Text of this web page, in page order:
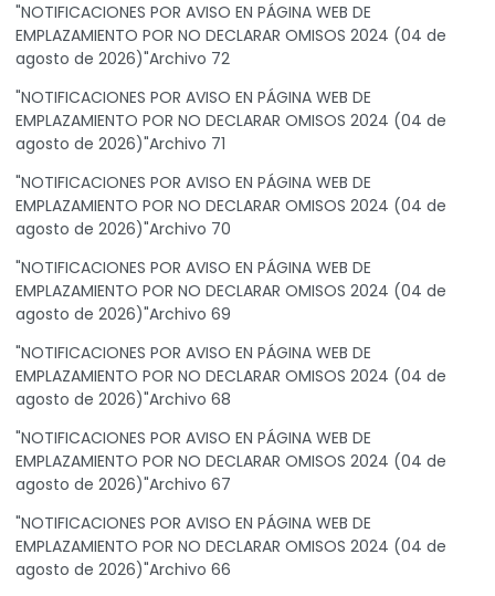
"NOTIFICACIONES POR AVISO EN PÁGINA WEB DE
EMPLAZAMIENTO POR NO DECLARAR OMISOS 2024 (04 de
agosto de 2026)"Archivo 72
"NOTIFICACIONES POR AVISO EN PÁGINA WEB DE
EMPLAZAMIENTO POR NO DECLARAR OMISOS 2024 (04 de
agosto de 2026)"Archivo 71
"NOTIFICACIONES POR AVISO EN PÁGINA WEB DE
EMPLAZAMIENTO POR NO DECLARAR OMISOS 2024 (04 de
agosto de 2026)"Archivo 70
"NOTIFICACIONES POR AVISO EN PÁGINA WEB DE
EMPLAZAMIENTO POR NO DECLARAR OMISOS 2024 (04 de
agosto de 2026)"Archivo 69
"NOTIFICACIONES POR AVISO EN PÁGINA WEB DE
EMPLAZAMIENTO POR NO DECLARAR OMISOS 2024 (04 de
agosto de 2026)"Archivo 68
"NOTIFICACIONES POR AVISO EN PÁGINA WEB DE
EMPLAZAMIENTO POR NO DECLARAR OMISOS 2024 (04 de
agosto de 2026)"Archivo 67
"NOTIFICACIONES POR AVISO EN PÁGINA WEB DE
EMPLAZAMIENTO POR NO DECLARAR OMISOS 2024 (04 de
agosto de 2026)"Archivo 66